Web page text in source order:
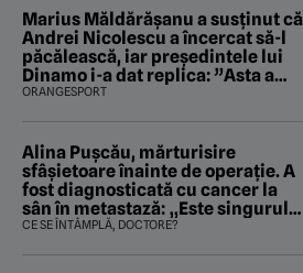
Marius Măldărăşanu a susţinut că
Andrei Nicolescu a încercat să-l
păcălească, iar preşedintele lui
Dinamo i-a dat replica: ”Asta a
fost istoria”
ORANGESPORT
Alina Pușcău, mărturisire
sfâșietoare înainte de operație. A
fost diagnosticată cu cancer la
sân în metastază: „Este singurul
tratament care o să mă ajute să
CE SE ÎNTÂMPLĂ, DOCTORE?